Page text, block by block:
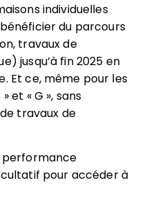
individuelles
du parcours
travaux de
jusqu’à fin 2025 en
Et ce, même pour les
et « G », sans
travaux de
performance
pour accéder à